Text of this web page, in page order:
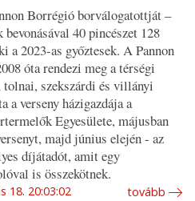
Borrégió borválogatottját –
40 pincészet 128
a 2023-as győztesek. A Pannon
óta rendezi meg a térségi
tolnai, szekszárdi és villányi
a verseny házigazdája a
Egyesülete, májusban
majd június elején - az
díjátadót, amit egy
is összekötnek.
18. 20:03:02 tovább